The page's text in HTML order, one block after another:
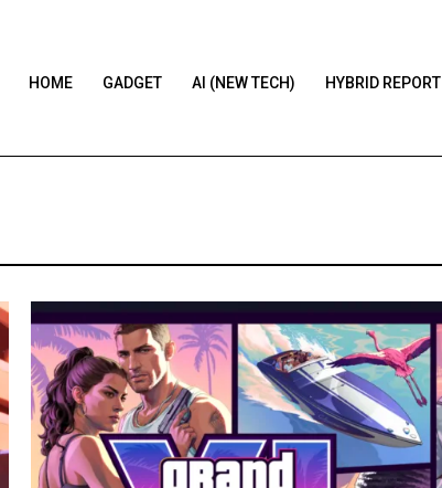
HOME GADGET AI (NEW TECH) HYBRID REPORT